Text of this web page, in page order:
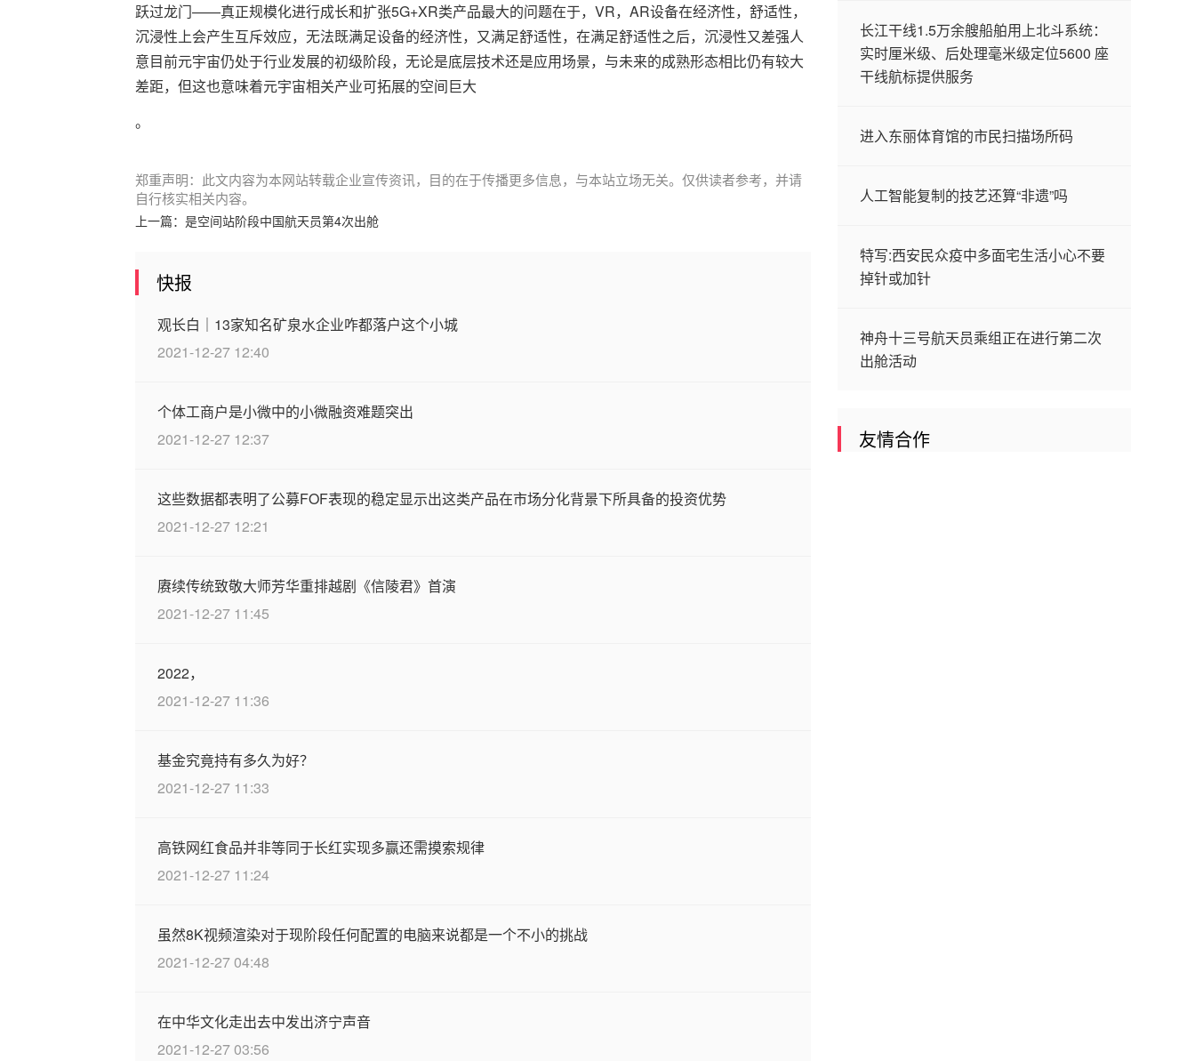
跃过龙门——真正规模化进行成长和扩张5G+XR类产品最大的问题在于，VR，AR设备在经济性，舒适性，
沉浸性上会产生互斥效应，无法既满足设备的经济性，又满足舒适性，在满足舒适性之后，沉浸性又差强人
意目前元宇宙仍处于行业发展的初级阶段，无论是底层技术还是应用场景，与未来的成熟形态相比仍有较大
差距，但这也意味着元宇宙相关产业可拓展的空间巨大
。
郑重声明：此文内容为本网站转载企业宣传资讯，目的在于传播更多信息，与本站立场无关。仅供读者参考，并请
自行核实相关内容。
上一篇： 是空间站阶段中国航天员第4次出舱
快报
观长白｜13家知名矿泉水企业咋都落户这个小城
2021-12-27 12:40
个体工商户是小微中的小微融资难题突出
2021-12-27 12:37
这些数据都表明了公募FOF表现的稳定显示出这类产品在市场分化背景下所具备的投资优势
2021-12-27 12:21
赓续传统致敬大师芳华重排越剧《信陵君》首演
2021-12-27 11:45
2022，
2021-12-27 11:36
基金究竟持有多久为好？
2021-12-27 11:33
高铁网红食品并非等同于长红实现多赢还需摸索规律
2021-12-27 11:24
虽然8K视频渲染对于现阶段任何配置的电脑来说都是一个不小的挑战
2021-12-27 04:48
在中华文化走出去中发出济宁声音
2021-12-27 03:56
长江干线1.5万余艘船舶用上北斗系统：
实时厘米级、后处理毫米级定位5600 座
干线航标提供服务
进入东丽体育馆的市民扫描场所码
人工智能复制的技艺还算“非遗”吗
特写:西安民众疫中多面宅生活小心不要
掉针或加针
神舟十三号航天员乘组正在进行第二次
出舱活动
友情合作